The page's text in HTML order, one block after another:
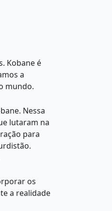
Kobane é
a
mundo.
Nessa
lutaram na
para
os
a realidade